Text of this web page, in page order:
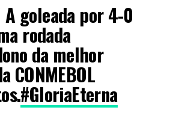
por 4-0
rodada
da melhor
CONMEBOL
#GloriaEterna